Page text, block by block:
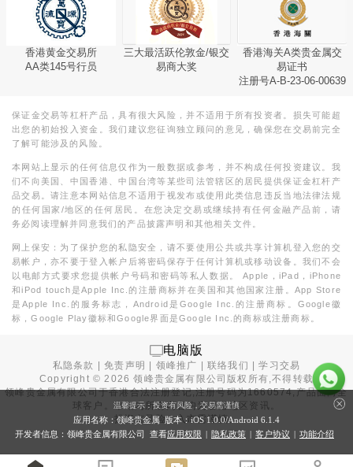
香港黄金交易所
AA类145号行员
三大最活跃伦敦金/银交
易商大奖
香港海关A类贵金属交
易证书
注册号A-B-23-06-00639
保证金交易等杠杆产品，具有很大风险，并不适用于所有投资者。损失可能超
出您的初始投入资金。我们建议您征询独立顾问的意见，确保您在交易前完全
了解可能涉及的风险。
本网站上显示的任何信息仅作为一般数据或参考，并不构成任何投资建议。我
们不向美国、中国香港、中国台湾等某些司法管辖区的居民提供保证金杠杆产
品交易。请注意本网站信息不适用于视发布或使用此类信息违反当地法律法规
的任何国家/地区的任何居民。在您决定交易或继续持有任何金融产品前，请
务必阅读理解并同意我们的产品披露声明和其他相关文件。
网上保安：为了保护您的私隐安全，请不要使用公共或共享计算机登入您的交
易帐户，亦不要于登入帐户后将密码保存于任何计算机或移动设备。我们不会
以电邮方式要求您提供帐户号码和密码等私人数据。 Apple，iPad，iPhone
和iPod touch是Apple Inc.的注册商标并在美国和其他国家注册。App Store
是Apple Inc.的服务标志，Android是Google Inc.的注册商标。Google徽
标，Google Play徽标和Google界面是Google Inc.的商标或注册商标。
电脑版
私隐条款 |免责声明 | 领峰推广 |联络我们 |学习交易
Copyright © 2026 领峰贵金属有限公司版权所有,不得转载
领峰贵金属有限公司于香港合法注册登记,注册号码为1660574,产品面向全
球客户。本站内所有内容均为香港地区资讯。
投资有风险，入市需谨慎。
温馨提示：投资有风险，交易需谨慎
应用名称：领峰贵金属 版本：iOS 1.0.0/Android 6.1.4
开发者信息：领峰贵金属有限公司 查看应用权限 | 隐私政策 | 客户协议 | 功能介绍